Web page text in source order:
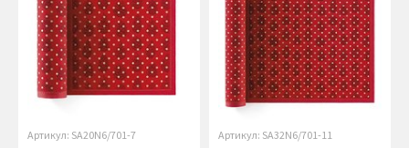
Артикул: SA20N6/701-7
Артикул: SA32N6/701-11